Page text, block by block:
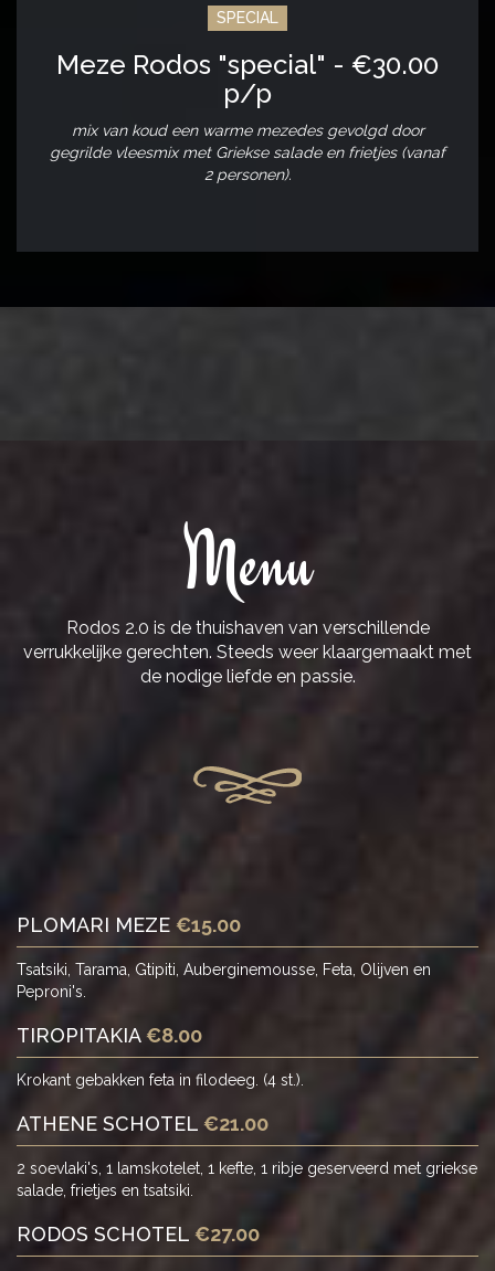
SPECIAL
Meze Rodos "special" - €30.00
p/p
mix van koud een warme mezedes gevolgd door
gegrilde vleesmix met Griekse salade en frietjes (vanaf
2 personen).
Menu
Rodos 2.0 is de thuishaven van verschillende
verrukkelijke gerechten. Steeds weer klaargemaakt met
de nodige liefde en passie.
PLOMARI MEZE €15.00
Tsatsiki, Tarama, Gtipiti, Auberginemousse, Feta, Olijven en
Peproni's.
TIROPITAKIA€8.00
Krokant gebakken feta in filodeeg. (4 st.).
ATHENE SCHOTEL €21.00
2 soevlaki's, 1 lamskotelet, 1 kefte, 1 ribje geserveerd met griekse
salade, frietjes en tsatsiki.
RODOS SCHOTEL €27.00